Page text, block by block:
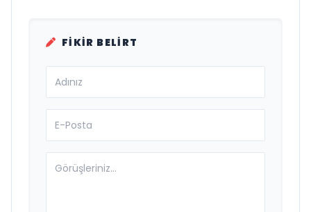
FIKIR BELIRT